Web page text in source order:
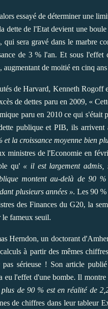
essayé de déterminer une
dette de l'Etat devient une
sera gravé dans le marbre
de 3 % l'an. Et sous
augmentant de moitié en cinq
de Harvard, Kenneth Rogoff
de dettes paru en 2009, «
paru en 2010ce qui s'était
publique et PIB, ils
et la croissance moyenne bien
ministres de l'Economie en
qu' « il est largement admis,
montent au-delà de 90
plusieurs années ». Les 90 %
des Finances du G20, la
le fameux seuil.
Herndon, un doctorant
à partir des mêmes
sérieuse ! Son article
eu l'effet d'une bombe. Il montre
de 90 % est en réalité de
de chiffres dans leur tableur